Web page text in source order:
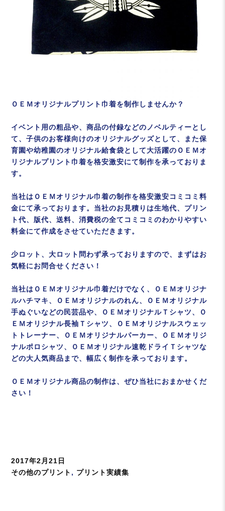
ＯＥＭオリジナルプリント巾着を制作しませんか？
イベント用の粗品や、商品の付録などのノベルティーとし
て、子供のお客様向けのオリジナルグッズとして、また保
育園や幼稚園のオリジナル給食袋として大活躍のＯＥＭオ
リジナルプリント巾着を格安激安にて制作を承っておりま
す。
当社はＯＥＭオリジナル巾着の制作を格安激安コミコミ料
金にて承っております。当社のお見積りは生地代、プリン
ト代、版代、送料、消費税の全てコミコミのわかりやすい
料金にて作成をさせていただきます。
少ロット、大ロット問わず承っておりますので、まずはお
気軽にお問合せください！
当社はＯＥＭオリジナル巾着だけでなく、ＯＥＭオリジナ
ルハチマキ、ＯＥＭオリジナルのれん、ＯＥＭオリジナル
手ぬぐいなどの民芸品や、ＯＥＭオリジナルＴシャツ、Ｏ
ＥＭオリジナル長袖Ｔシャツ、ＯＥＭオリジナルスウェッ
トトレーナー、ＯＥＭオリジナルパーカー、ＯＥＭオリジ
ナルポロシャツ、ＯＥＭオリジナル速乾ドライＴシャツな
どの大人気商品まで、幅広く制作を承っております。
ＯＥＭオリジナル商品の制作は、ぜひ当社におまかせくだ
さい！
投
稿
2017年2月21日
カ
その他のプリント , プリント実績集